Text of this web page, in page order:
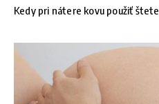
Kedy pri nátere kovu použiť